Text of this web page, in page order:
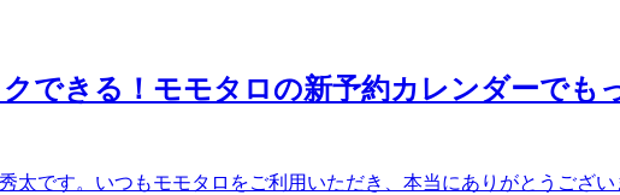
できる！モモタロの新予約カレンダーでも
太です。いつもモモタロをご利用いただき、本当にありがとうござい